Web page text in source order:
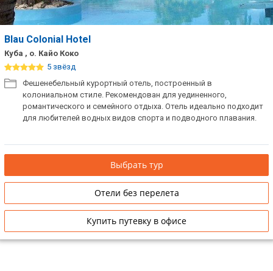
Blau Colonial Hotel
Куба , о. Кайо Коко
5 звёзд
Фешенебельный курортный отель, построенный в
колониальном стиле. Рекомендован для уединенного,
романтического и семейного отдыха. Отель идеально подходит
для любителей водных видов спорта и подводного плавания.
Выбрать тур
Отели без перелета
Купить путевку в офисе